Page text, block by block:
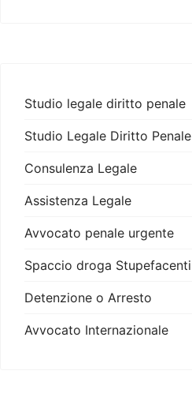
Studio legale diritto penale
Studio Legale Diritto Penale
Consulenza Legale
Assistenza Legale
Avvocato penale urgente
Spaccio droga Stupefacenti
Detenzione o Arresto
Avvocato Internazionale